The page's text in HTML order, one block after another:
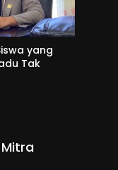
yang
Tak